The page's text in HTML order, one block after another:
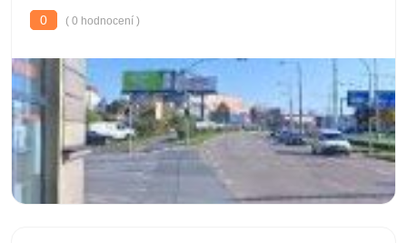
0
( 0 hodnocení )